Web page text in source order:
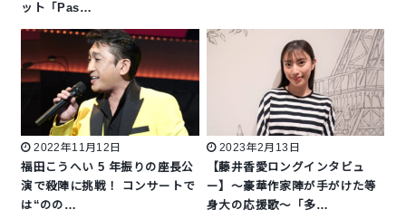
ット「Pas…
2022年11月12日
福田こうへい 5 年振りの座長公
演で殺陣に挑戦！ コンサートで
は“のの…
2023年2月13日
【藤井香愛ロングインタビュ
ー】〜豪華作家陣が手がけた等
身大の応援歌〜「多…